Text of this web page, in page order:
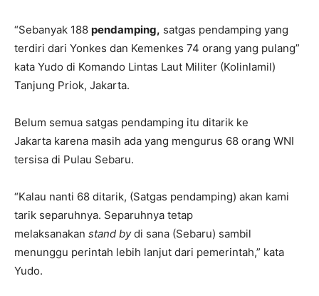
“Sebanyak 188 pendamping, satgas pendamping yang
terdiri dari Yonkes dan Kemenkes 74 orang yang pulang”
kata Yudo di Komando Lintas Laut Militer (Kolinlamil)
Tanjung Priok, Jakarta.
Belum semua satgas pendamping itu ditarik ke
Jakarta karena masih ada yang mengurus 68 orang WNI
tersisa di Pulau Sebaru.
“Kalau nanti 68 ditarik, (Satgas pendamping) akan kami
tarik separuhnya. Separuhnya tetap
melaksanakan stand bydi sana (Sebaru) sambil
menunggu perintah lebih lanjut dari pemerintah,” kata
Yudo.